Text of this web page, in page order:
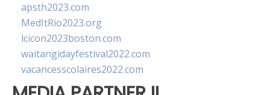
apsth2023.com
MedItRio2023.org
lcicon2023boston.com
waitangidayfestival2022.com
vacancesscolaires2022.com